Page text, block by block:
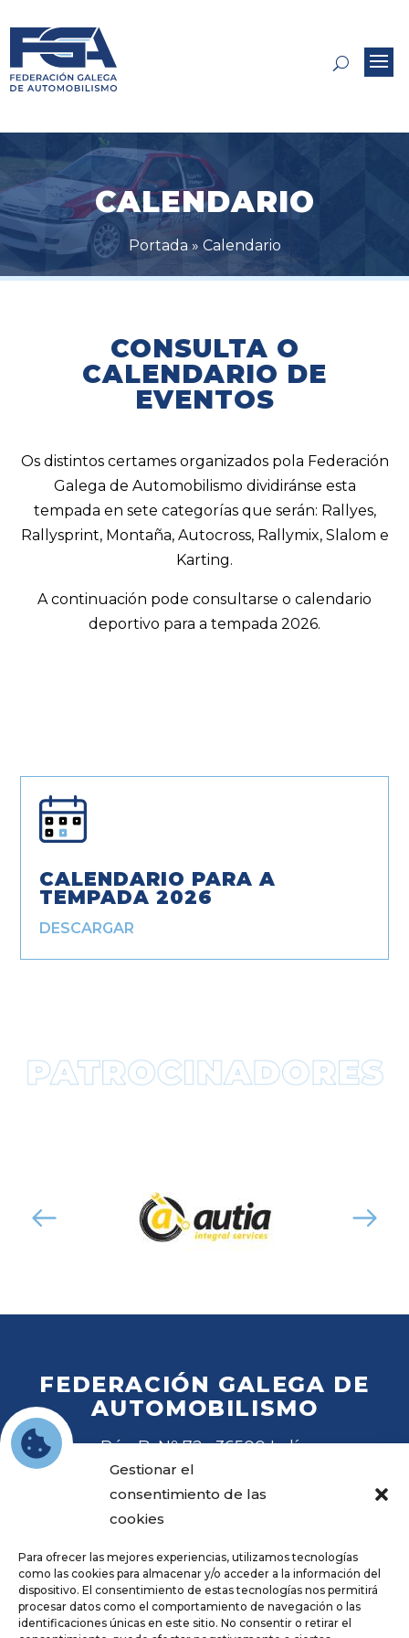
Gestionar el
consentimiento de las
cookies
Para ofrecer las mejores experiencias, utilizamos tecnologías
como las cookies para almacenar y/o acceder a la información del
dispositivo. El consentimiento de estas tecnologías nos permitirá
procesar datos como el comportamiento de navegación o las
identificaciones únicas en este sitio. No consentir o retirar el
CALENDARIO
Portada» Calendario
CONSULTA O
CALENDARIO DE
EVENTOS
Os distintos certames organizados pola Federación
Galega de Automobilismo dividiránse esta
tempada en sete categorías que serán: Rallyes,
Rallysprint, Montaña, Autocross, Rallymix, Slalom e
Karting.
A continuación pode consultarse o calendario
deportivo para a tempada 2026.
CALENDARIO PARA A
TEMPADA 2026
DESCARGAR
FEDERACIÓN GALEGA DE
AUTOMOBILISMO
Rúa B, Nº 72 · 36500 Lalín
Tel. 988 27 28 41
Emailfga@fga.es
Hora local: